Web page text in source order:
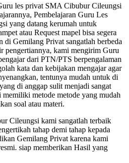
les privat SMA Cibubur Cileungsi
Pembelajaran Guru Les
yang datang kerumah untuk
atau Request mapel bisa segera
di Gemilang Privat sangatlah berbeda
pengertiannya, kami mengirim Guru
dari PTN/PTS berpengalaman
kata dan kebijakan mengajar agar
tentunya mudah untuk di
di anggap sulit menjadi sangat
metode metode yang mudah
soal atau materi.
Cileungsi kami sangatlah terbaik
tahap demi tahap kepada
Gemilang Privat karena kami
siap memberikan Hasil yang